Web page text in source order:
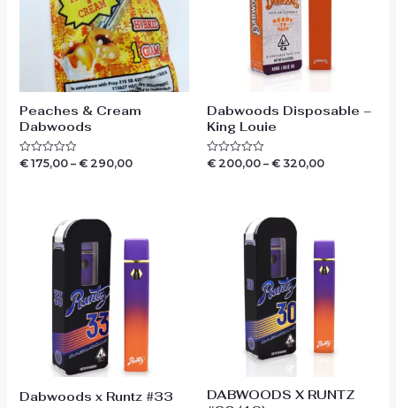
Peaches & Cream
Dabwoods
Waardering
€175,00– €290,00
Dabwoods Disposable –
King Louie
Waardering
€ 200,00 – € 320,00
Dabwoods x Runtz #33
DABWOODS X RUNTZ